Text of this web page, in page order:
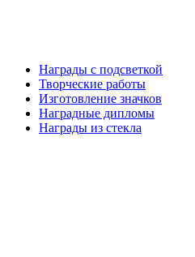
Награды с подсветкой
Творческие работы
Изготовление значков
Наградные дипломы
Награды из стекла